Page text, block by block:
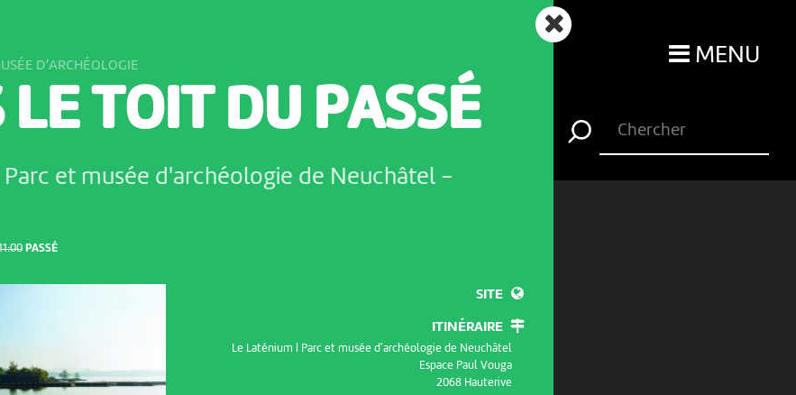
MENU
PASSÉ
D’ARCHÉOLOGIE
LE TOIT DU PASSÉ
Parc et musée d'archéologie de Neuchâtel -
SITE
ITINÉRAIRE
Le Laténium | Parc et musée d'archéologie de Neuchâtel
Espace Paul Vouga
2068 Hauterive